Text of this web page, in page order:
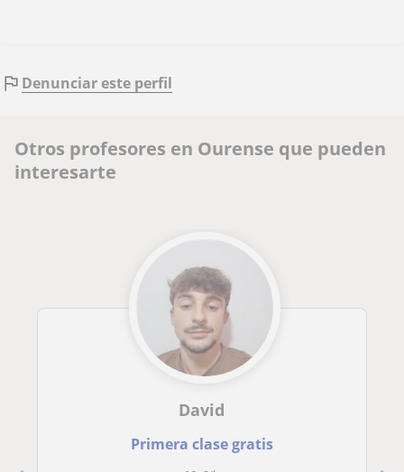
Denunciar este perfil
Otros profesores en Ourense que pueden
interesarte
David
Primera clase gratis